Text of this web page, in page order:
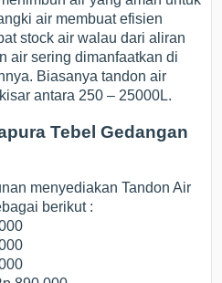
air membuat efisien
stock air walau dari aliran
air sering dimanfaatkan di
Biasanya tandon air
antara 250 – 25000L.
Tebel Gedangan
menyediakan Tandon Air
berikut :